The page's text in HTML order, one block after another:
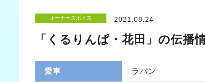
オーナーズボイス 2021.08.24
「くるりんぱ・花田」の伝播
愛車 ラパン